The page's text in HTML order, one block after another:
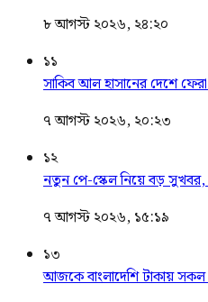
৮ আগস্ট ২০২৬, ২৪:২০
১১
সাকিব আল হাসানের দেশে
৭ আগস্ট ২০২৬, ২০:২৩
১২
নতুন পে-স্কেল নিয়ে বড়
৭ আগস্ট ২০২৬, ১৫:১৯
১৩
আজকে বাংলাদেশি টাকায়